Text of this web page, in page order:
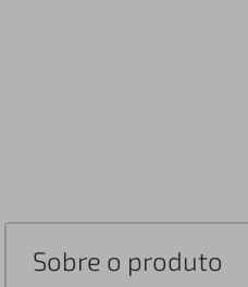
Sobre o produto